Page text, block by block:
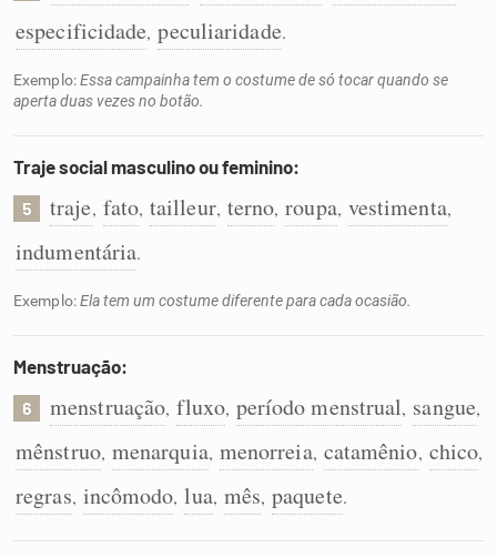
especificidade, peculiaridade.
Exemplo:Essa campainha tem o costume de só tocar quando se
aperta duas vezes no botão.
Traje social masculino ou feminino:
5 traje, fato, tailleur, terno, roupa, vestimenta,
indumentária.
Exemplo:Ela tem um costume diferente para cada ocasião.
Menstruação:
6 menstruação, fluxo, período menstrual, sangue,
mênstruo, menarquia, menorreia, catamênio, chico,
regras, incômodo, lua, mês, paquete.